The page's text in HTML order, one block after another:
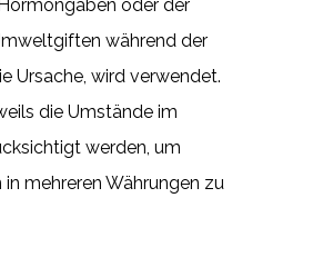
oder der
während der
Ursache, wird verwendet.
die Umstände im
werden, um
in mehreren Währungen zu